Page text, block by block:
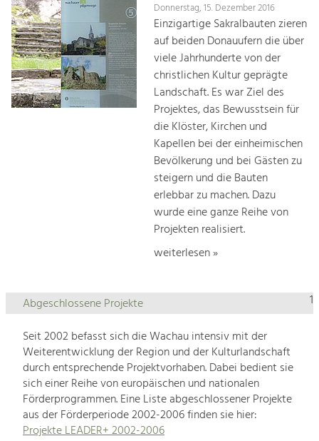
Donnerstag, 15. Dezember 2016
Einzigartige Sakralbauten zieren
auf beiden Donauufern die über
viele Jahrhunderte von der
christlichen Kultur geprägte
Landschaft. Es war Ziel des
Projektes, das Bewusstsein für
die Klöster, Kirchen und
Kapellen bei der einheimischen
Bevölkerung und bei Gästen zu
steigern und die Bauten
erlebbar zu machen. Dazu
wurde eine ganze Reihe von
Projekten realisiert.
weiterlesen »
1
Abgeschlossene Projekte
Seit 2002 befasst sich die Wachau intensiv mit der
Weiterentwicklung der Region und der Kulturlandschaft
durch entsprechende Projektvorhaben. Dabei bedient sie
sich einer Reihe von europäischen und nationalen
Förderprogrammen. Eine Liste abgeschlossener Projekte
aus der Förderperiode 2002-2006 finden sie hier:
Projekte LEADER+ 2002-2006